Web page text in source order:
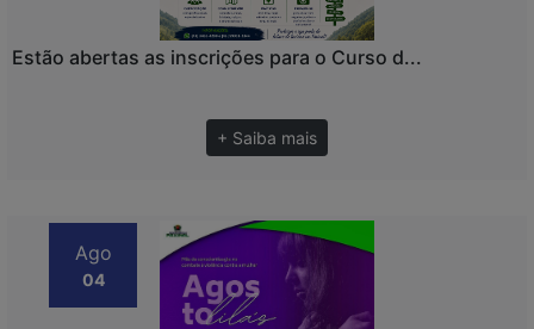
Estão abertas as inscrições para o Curso d...
+ Saiba mais
Ago
04